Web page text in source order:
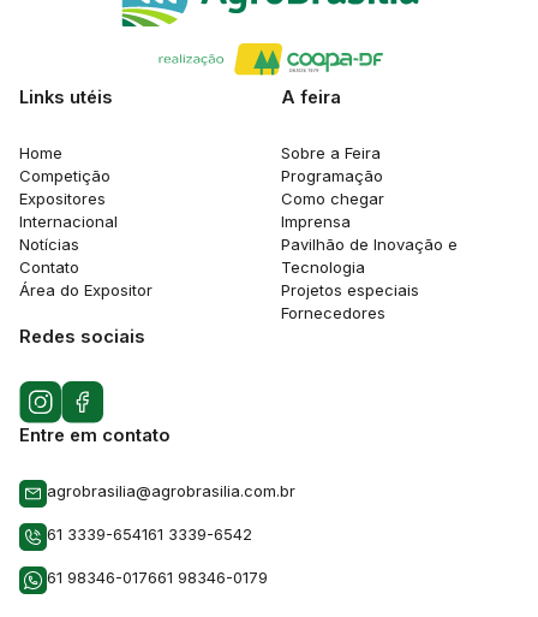
Links utéis
Home
Competição
Expositores
Internacional
Notícias
Contato
Área do Expositor
A feira
Sobre a Feira
Programação
Como chegar
Imprensa
Pavilhão de Inovação e
Tecnologia
Projetos especiais
Fornecedores
Redes sociais
Entre em contato
agrobrasilia@agrobrasilia.com.br
61 3339-654161 3339-6542
61 98346-017661 98346-0179